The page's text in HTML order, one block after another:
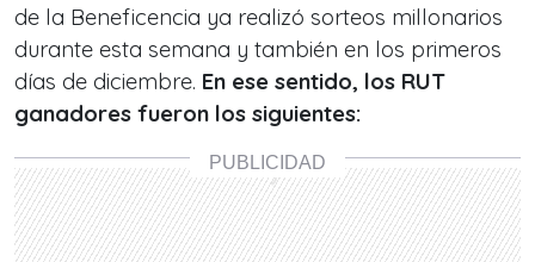
de la Beneficencia ya realizó sorteos millonarios
durante esta semana y también en los primeros
días de diciembre. En ese sentido, los RUT
ganadores fueron los siguientes: